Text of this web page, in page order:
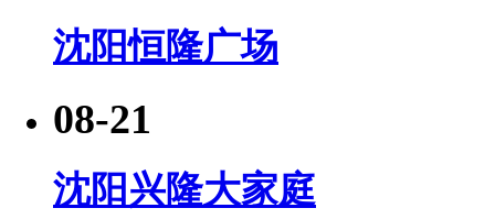
沈阳恒隆广场
08-21
沈阳兴隆大家庭